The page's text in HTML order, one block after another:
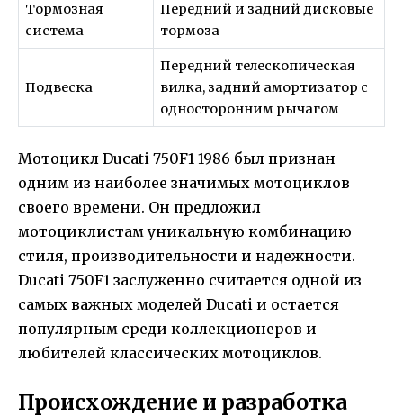
Тормозная
система
Передний и задний дисковые
тормоза
Подвеска
Передний телескопическая
вилка, задний амортизатор с
односторонним рычагом
Мотоцикл Ducati 750F1 1986 был признан
одним из наиболее значимых мотоциклов
своего времени. Он предложил
мотоциклистам уникальную комбинацию
стиля, производительности и надежности.
Ducati 750F1 заслуженно считается одной из
самых важных моделей Ducati и остается
популярным среди коллекционеров и
любителей классических мотоциклов.
Происхождение и разработка